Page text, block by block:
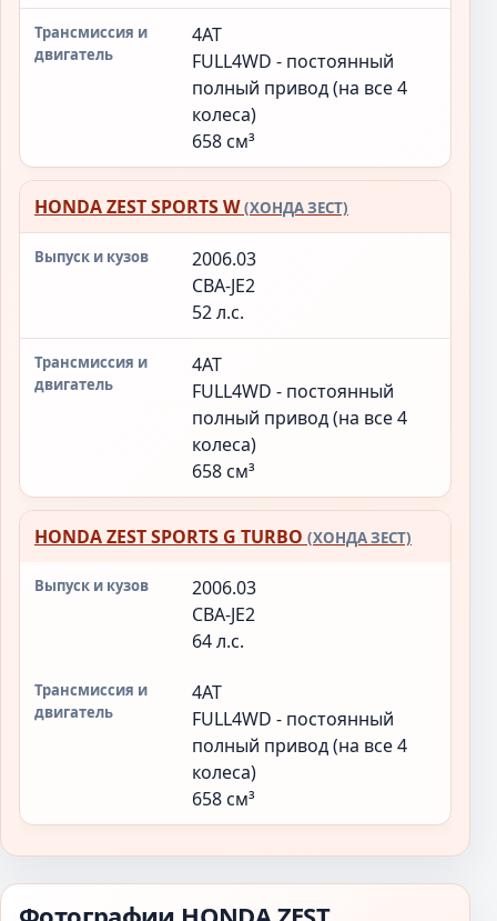
4AT
FULL4WD - постоянный
полный привод (на все 4
колеса)
658 см³
HONDA ZEST SPORTS W(ХОНДА ЗЕСТ)
2006.03
CBA-JE2
52 л.с.
4AT
FULL4WD - постоянный
полный привод (на все 4
колеса)
658 см³
HONDA ZEST SPORTS G TURBO (ХОНДА ЗЕСТ)
2006.03
CBA-JE2
64 л.с.
4AT
FULL4WD - постоянный
полный привод (на все 4
колеса)
658 см³